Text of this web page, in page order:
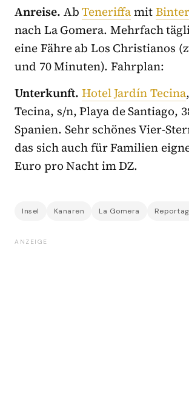
Anreise. AbTeneriffamit
nach La Gomera. Mehrfach
eine Fähre ab Los Christianos
und 70 Minuten). Fahrplan:
Unterkunft. Hotel Jardín Tecina
Tecina, s/n, Playa de Santiago,
Spanien. Sehr schönes Vier-
das sich auch für Familien
Euro pro Nacht im DZ.
Insel Kanaren La Gomera
ANZEIGE